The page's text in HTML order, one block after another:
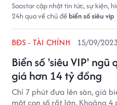
Saostar cập nhật tin tức, sự kiện,
24h qua về chủ đềbiển số siêu vip
Biển số 'siêu VIP'
giá hơn 14 tỷ đồng
BĐS - TÀI CHÍNH 15/09/
Chỉ 7 phút đưa lên sàn, giá
một con số rất lớn. Khoảng